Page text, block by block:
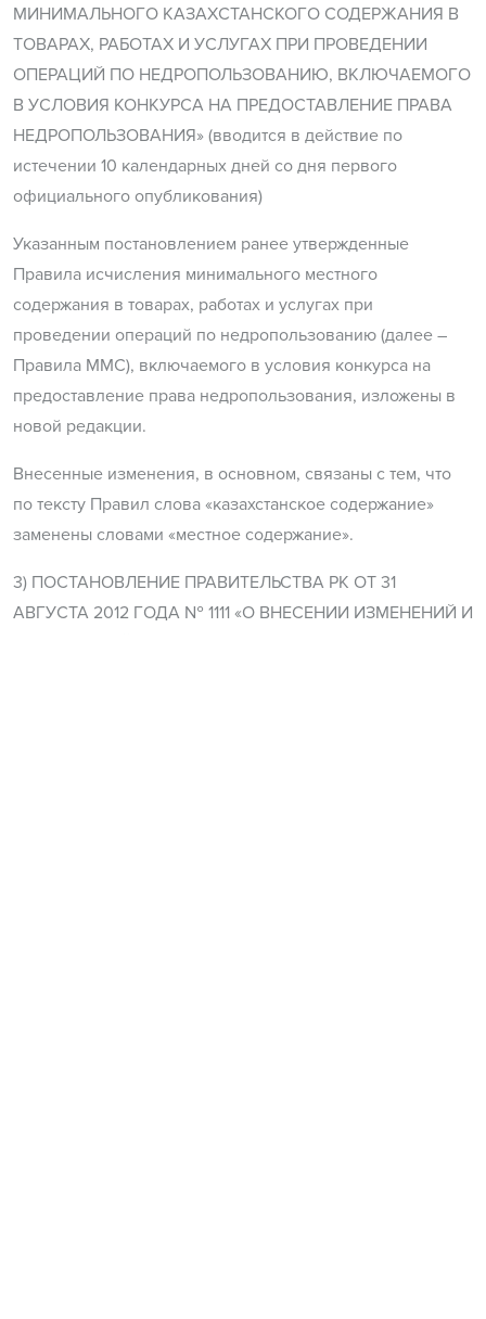
МИНИМАЛЬНОГО КАЗАХСТАНСКОГО СОДЕРЖАНИЯ В
ТОВАРАХ, РАБОТАХ И УСЛУГАХ ПРИ ПРОВЕДЕНИИ
ОПЕРАЦИЙ ПО НЕДРОПОЛЬЗОВАНИЮ, ВКЛЮЧАЕМОГО
В УСЛОВИЯ КОНКУРСА НА ПРЕДОСТАВЛЕНИЕ ПРАВА
НЕДРОПОЛЬЗОВАНИЯ» (вводится в действие по
истечении 10 календарных дней со дня первого
официального опубликования)
Указанным постановлением ранее утвержденные
Правила исчисления минимального местного
содержания в товарах, работах и услугах при
проведении операций по недропользованию (далее –
Правила ММС), включаемого в условия конкурса на
предоставление права недропользования, изложены в
новой редакции.
Внесенные изменения, в основном, связаны с тем, что
по тексту Правил слова «казахстанское содержание»
заменены словами «местное содержание».
3) ПОСТАНОВЛЕНИЕ ПРАВИТЕЛЬСТВА РК ОТ 31
АВГУСТА 2012 ГОДА № 1111 «О ВНЕСЕНИИ ИЗМЕНЕНИЙ И